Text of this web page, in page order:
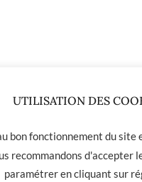
UTILISATION DES
fonctionnement du
paramétrer en cliquant sur